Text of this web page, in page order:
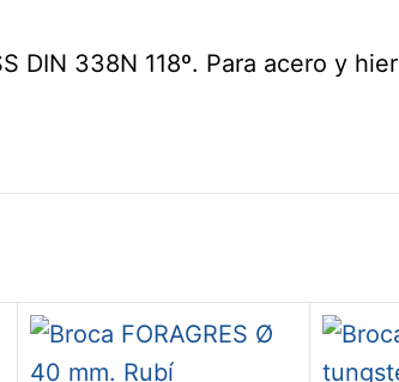
DIN 338N 118º. Para acero y